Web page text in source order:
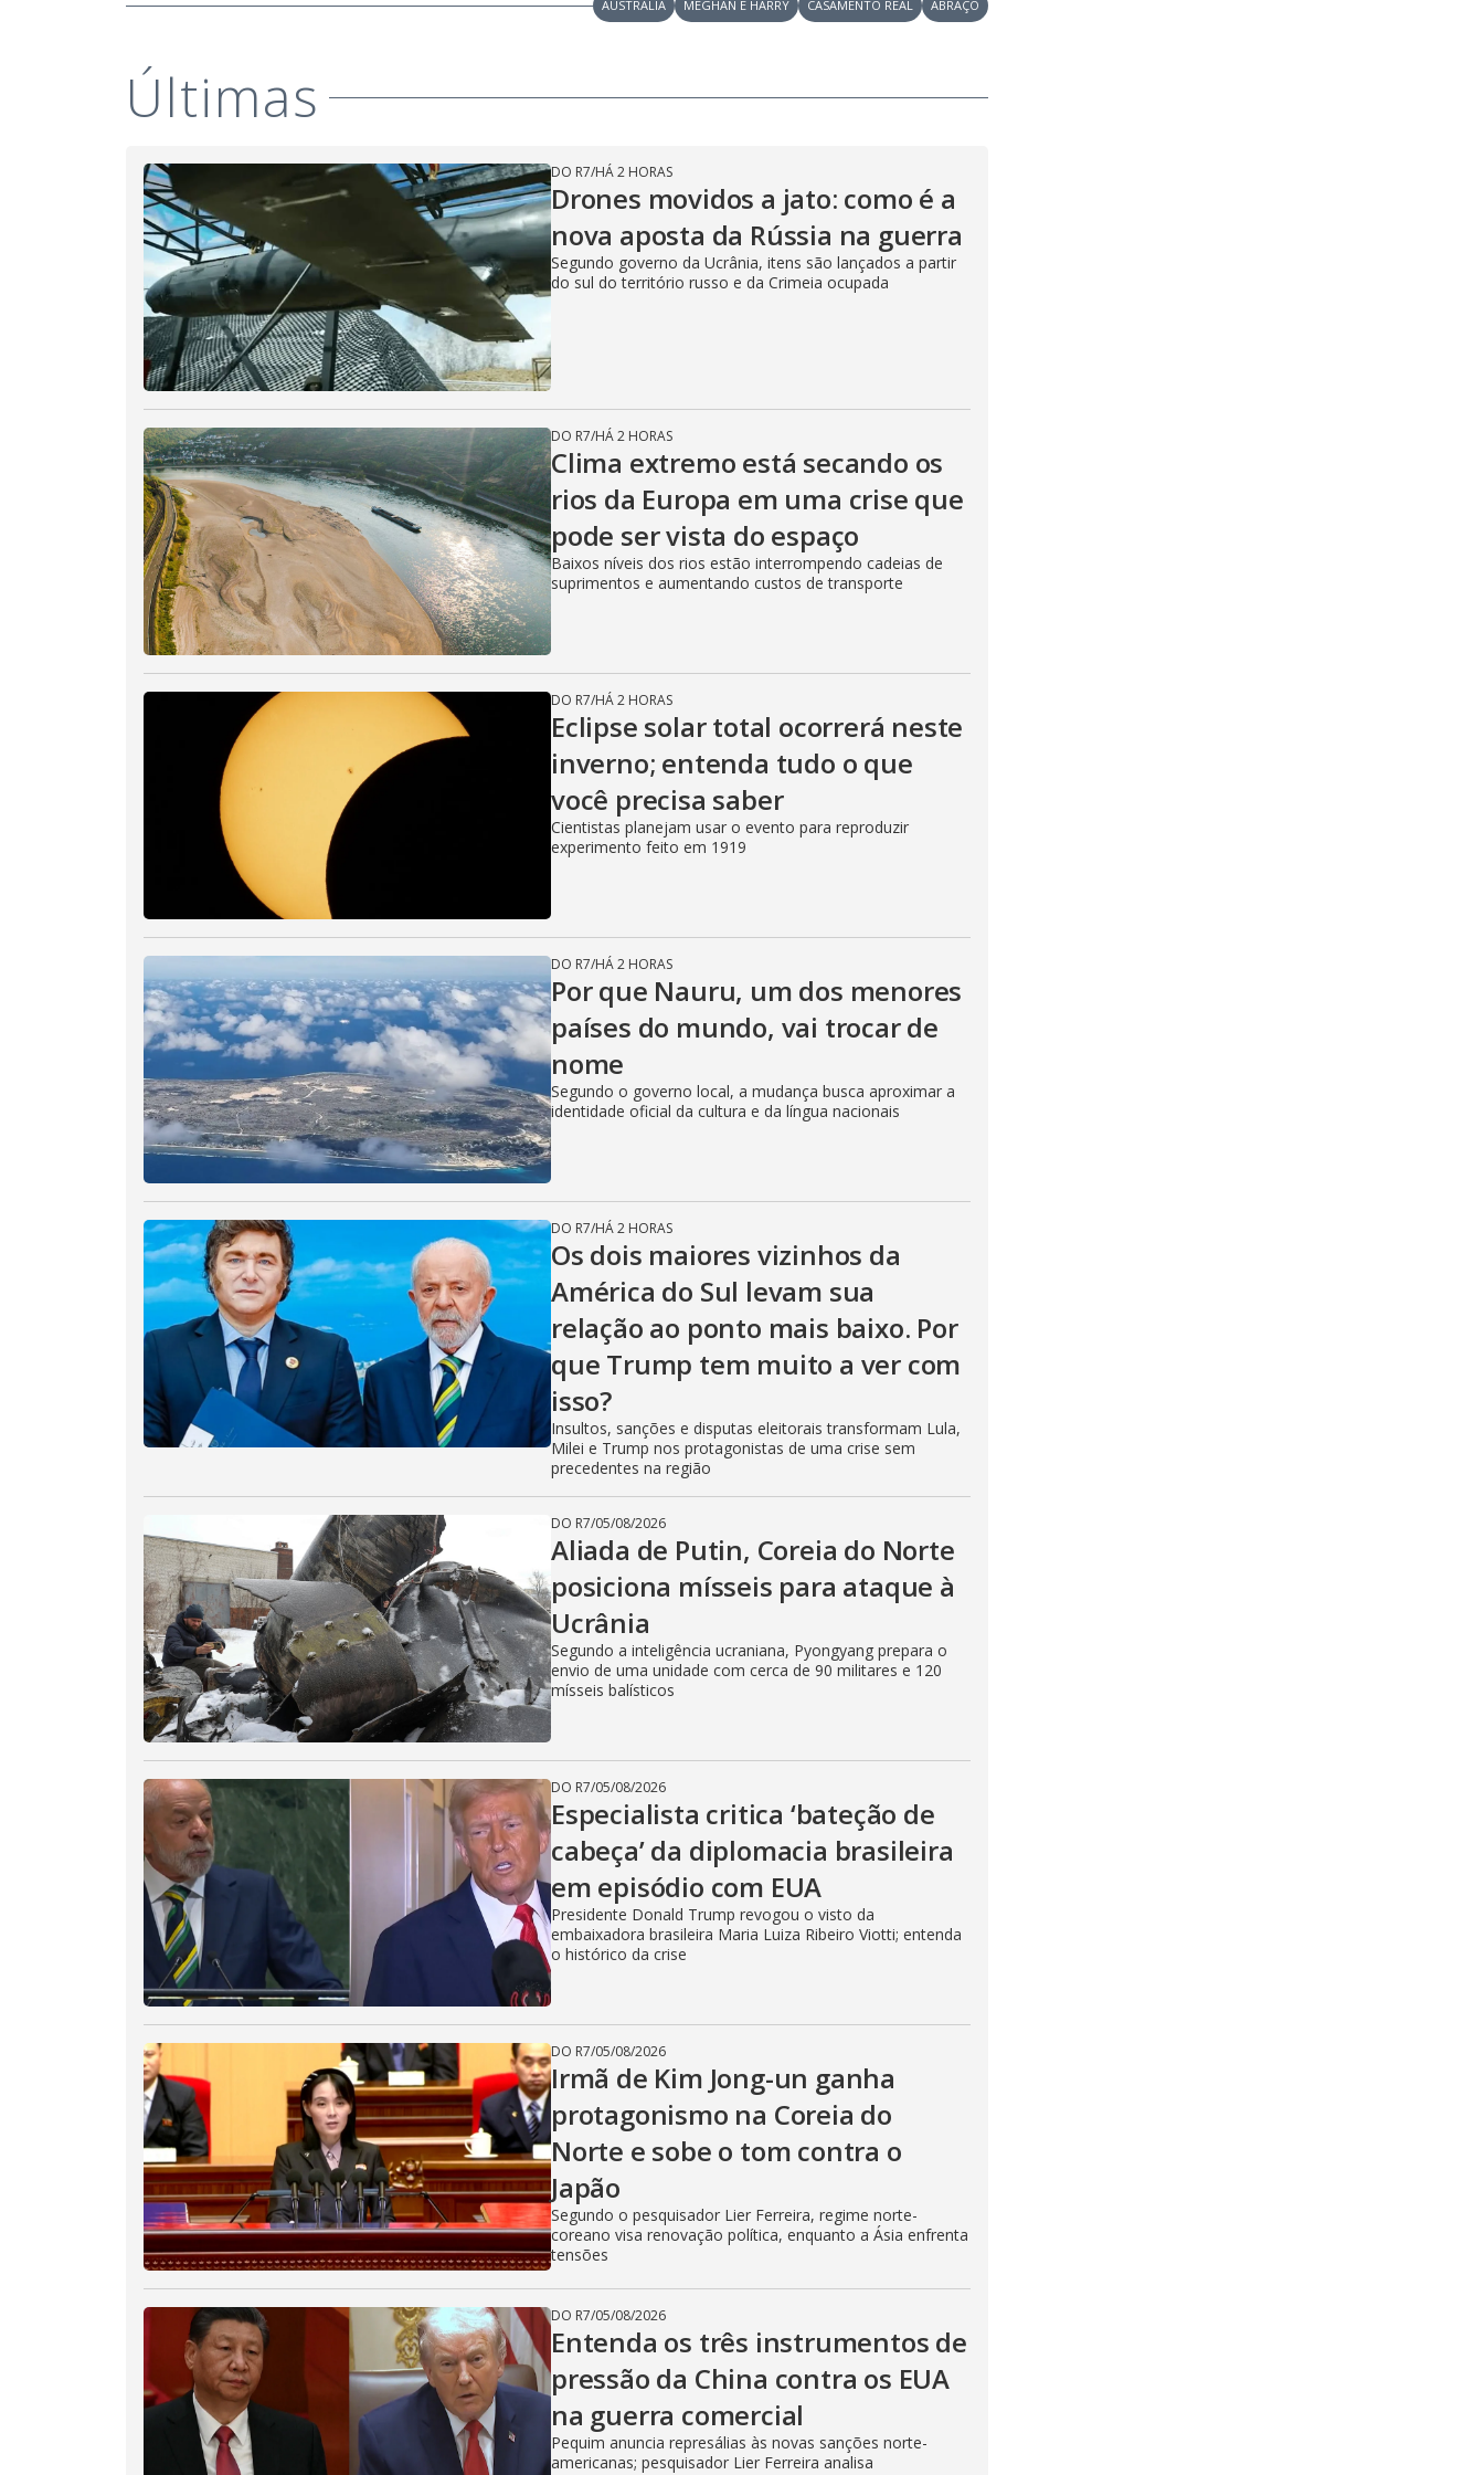
V
i
d
e
o
AUSTRALIA MEGHAN E HARRY CASAMENTO REAL ABRAÇO
Últimas
DO R7/HÁ 2 HORAS
Drones movidos a jato: como é a
nova aposta da Rússia na guerra
Segundo governo da Ucrânia, itens são lançados a partir
do sul do território russo e da Crimeia ocupada
DO R7/HÁ 2 HORAS
Clima extremo está secando os
rios da Europa em uma crise que
pode ser vista do espaço
Baixos níveis dos rios estão interrompendo cadeias de
suprimentos e aumentando custos de transporte
DO R7/HÁ 2 HORAS
Eclipse solar total ocorrerá neste
inverno; entenda tudo o que
você precisa saber
Cientistas planejam usar o evento para reproduzir
experimento feito em 1919
DO R7/HÁ 2 HORAS
Por que Nauru, um dos menores
países do mundo, vai trocar de
nome
Segundo o governo local, a mudança busca aproximar a
identidade oficial da cultura e da língua nacionais
DO R7/HÁ 2 HORAS
Os dois maiores vizinhos da
América do Sul levam sua
relação ao ponto mais baixo. Por
que Trump tem muito a ver com
isso?
Insultos, sanções e disputas eleitorais transformam Lula,
Milei e Trump nos protagonistas de uma crise sem
precedentes na região
DO R7/05/08/2026
Aliada de Putin, Coreia do Norte
posiciona mísseis para ataque à
Ucrânia
Segundo a inteligência ucraniana, Pyongyang prepara o
envio de uma unidade com cerca de 90 militares e 120
mísseis balísticos
DO R7/05/08/2026
Especialista critica ‘bateção de
cabeça’ da diplomacia brasileira
em episódio com EUA
Presidente Donald Trump revogou o visto da
embaixadora brasileira Maria Luiza Ribeiro Viotti; entenda
o histórico da crise
DO R7/05/08/2026
Irmã de Kim Jong-un ganha
protagonismo na Coreia do
Norte e sobe o tom contra o
Japão
Segundo o pesquisador Lier Ferreira, regime norte-
coreano visa renovação política, enquanto a Ásia enfrenta
tensões
DO R7/05/08/2026
Entenda os três instrumentos de
pressão da China contra os EUA
na guerra comercial
Pequim anuncia represálias às novas sanções norte-
americanas; pesquisador Lier Ferreira analisa